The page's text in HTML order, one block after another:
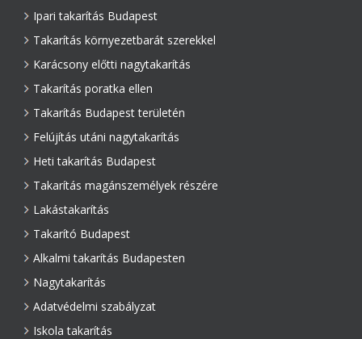
Ipari takarítás Budapest
Takarítás környezetbarát szerekkel
Karácsony előtti nagytakarítás
Takarítás poratka ellen
Takarítás Budapest területén
Felújítás utáni nagytakarítás
Heti takarítás Budapest
Takarítás magánszemélyek részére
Lakástakarítás
Takarító Budapest
Alkalmi takarítás Budapesten
Nagytakarítás
Adatvédelmi szabályzat
Iskola takarítás